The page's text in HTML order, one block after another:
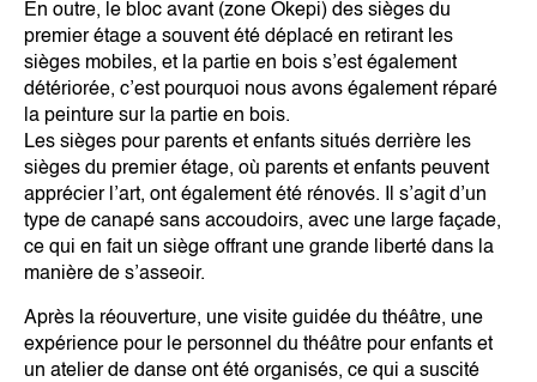
En outre, le bloc avant (zone Okepi) des sièges du
premier étage a souvent été déplacé en retirant les
sièges mobiles, et la partie en bois s’est également
détériorée, c’est pourquoi nous avons également réparé
la peinture sur la partie en bois.
Les sièges pour parents et enfants situés derrière les
sièges du premier étage, où parents et enfants peuvent
apprécier l’art, ont également été rénovés. Il s’agit d’un
type de canapé sans accoudoirs, avec une large façade,
ce qui en fait un siège offrant une grande liberté dans la
manière de s’asseoir.
Après la réouverture, une visite guidée du théâtre, une
expérience pour le personnel du théâtre pour enfants et
un atelier de danse ont été organisés, ce qui a suscité